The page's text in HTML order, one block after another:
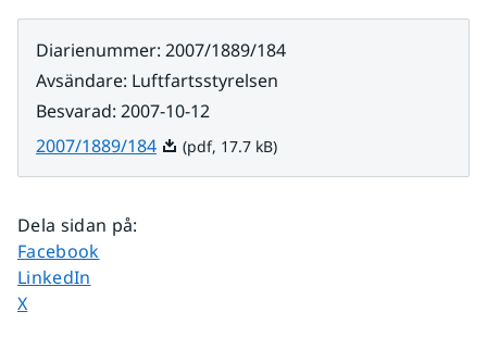
Diarienummer: 2007/1889/184
Avsändare: Luftfartsstyrelsen
Besvarad: 2007-10-12
2007/1889/184Pdf, 17.7 kB.
(pdf, 17.7 kB)
Dela sidan på:
Dela sidan på
Facebook
Dela sidan på
LinkedIn
Dela sidan på
X